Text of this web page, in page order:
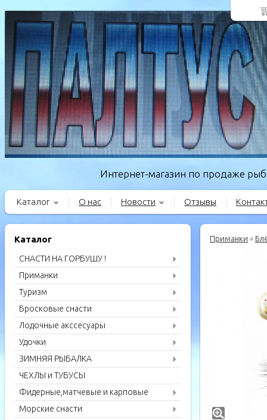
Интернет-магазин по продаже
Каталог О нас Новости Отзывы
Каталог
СНАСТИ НА ГОРБУШУ !
Приманки
Туризм
Бросковые снасти
Лодочные акссесуары
Удочки
ЗИМНЯЯ РЫБАЛКА
ЧЕХЛЫ и ТУБУСЫ
Фидерные,матчевые и карповые
удилища
Морские снасти
Приманки »